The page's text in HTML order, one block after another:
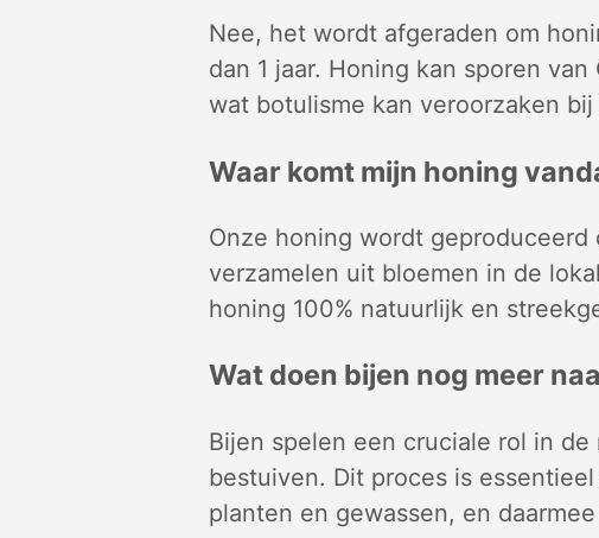
Nee, het wordt afgeraden om
dan 1 jaar. Honing kan sporen
wat botulisme kan veroorzaken bij
Waar komt mijn honing
Onze honing wordt
verzamelen uit bloemen in de
honing 100% natuurlijk en
Wat doen bijen nog meer
Bijen spelen een cruciale rol in
bestuiven. Dit proces is
planten en gewassen, en